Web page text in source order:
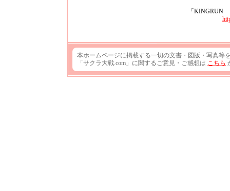
「KINGRUN
本ホームページに掲載する一切の文書・図版・写真等
「サクラ大戦.com」に関するご意見・ご感想は こちら